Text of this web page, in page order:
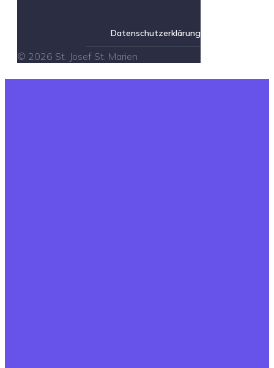
Datenschutzerklärung
© 2026 St. Josef St. Marien